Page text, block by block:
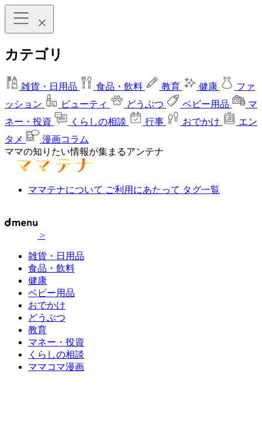
カテゴリ
雑貨・日用品 食品・飲料 教育 健康
ファ
ッション
ビューティ どうぶつ ベビー用品
マ
ネー・投資
くらしの相談 行事 おでかけ
エン
タメ
漫画コラム
ママの知りたい情報が集まるアンテナ
ママテナについて ご利用にあたって タグ一覧
>
雑貨・日用品
食品・飲料
健康
ベビー用品
おでかけ
どうぶつ
教育
マネー・投資
くらしの相談
ママコマ漫画